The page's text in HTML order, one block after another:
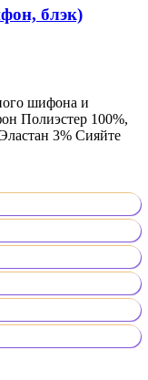
блэк)
шифона и
Полиэстер 100%,
3% Сияйте